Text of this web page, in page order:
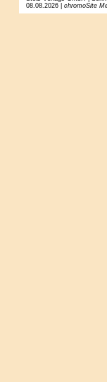
08.08.2026 | chromoSite